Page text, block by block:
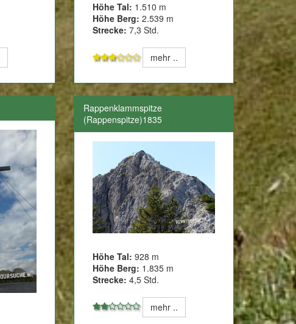
Höhe Tal: 1.510 m
Höhe Berg: 2.539 m
Strecke: 7,3 Std.
mehr ..
Rappenklammspitze
(Rappenspitze)1835
Höhe Tal:928 m
Höhe Berg: 1.835 m
Strecke: 4,5 Std.
mehr ..